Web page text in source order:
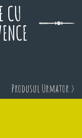
CU
Produsul Urmator >